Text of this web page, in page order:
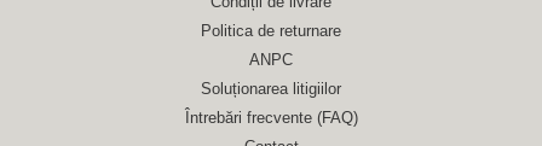
Politica de returnare
ANPC
Soluționarea litigiilor
Întrebări frecvente (FAQ)